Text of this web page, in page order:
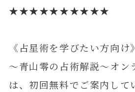
★★★★★★★★★★
《占星術を学びたい方向け》
～青山零の占術解説～オン
は、初回無料でご案内し